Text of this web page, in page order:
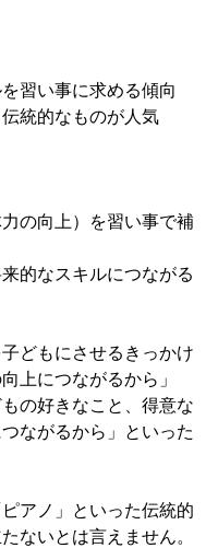
習い事に求める傾向
統的なものが人気
の向上）を習い事で補
的なスキルにつながる
どもにさせるきっかけ
上につながるから」
の好きなこと、得意な
ながるから」といった
アノ」といった伝統的
ないとは言えません。